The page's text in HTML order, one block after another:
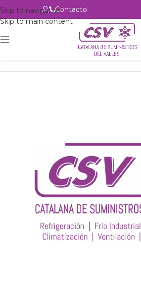
Skip to navigation
Skip to main content
Contacto
Intercambio